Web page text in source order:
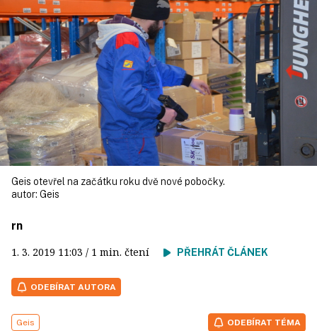
Geis otevřel na začátku roku dvě nové pobočky.
autor: Geis
rn
1. 3. 2019 11:03 / 1 min. čtení PŘEHRÁT ČLÁNEK
ODEBÍRAT AUTORA
Geis ODEBÍRAT TÉMA